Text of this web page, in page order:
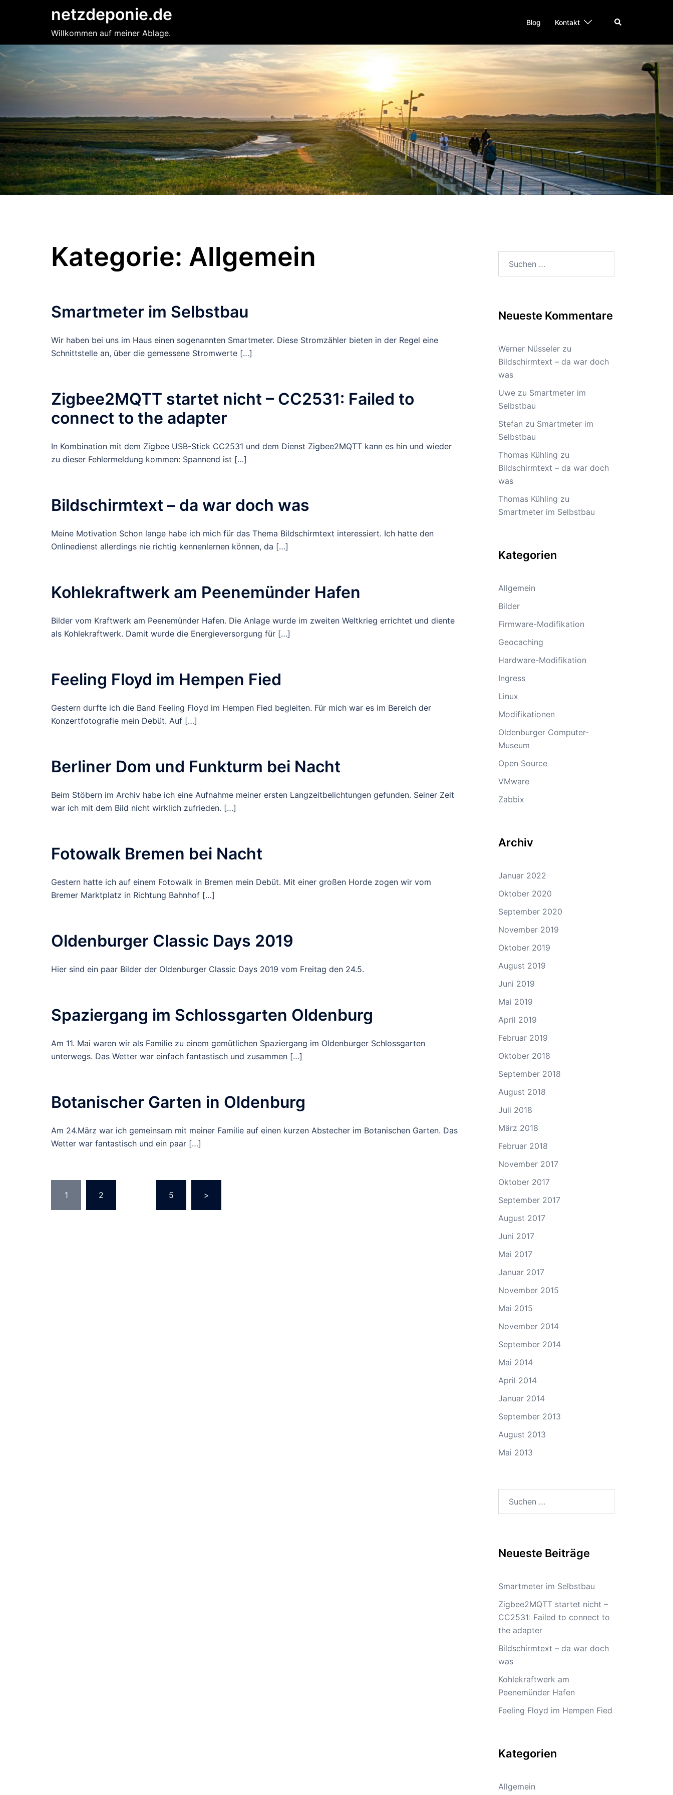
netzdeponie.de
Willkommen auf meiner Ablage.
Blog Kontakt Suche
Kategorie: Allgemein
Smartmeter im Selbstbau
Wir haben bei uns im Haus einen sogenannten Smartmeter. Diese Stromzähler bieten in der Regel eine
Schnittstelle an, über die gemessene Stromwerte […]
Zigbee2MQTT startet nicht – CC2531: Failed to
connect to the adapter
In Kombination mit dem Zigbee USB-Stick CC2531 und dem Dienst Zigbee2MQTT kann es hin und wieder
zu dieser Fehlermeldung kommen: Spannend ist […]
Bildschirmtext – da war doch was
Meine Motivation Schon lange habe ich mich für das Thema Bildschirmtext interessiert. Ich hatte den
Onlinedienst allerdings nie richtig kennenlernen können, da […]
Kohlekraftwerk am Peenemünder Hafen
Bilder vom Kraftwerk am Peenemünder Hafen. Die Anlage wurde im zweiten Weltkrieg errichtet und diente
als Kohlekraftwerk. Damit wurde die Energieversorgung für […]
Feeling Floyd im Hempen Fied
Gestern durfte ich die Band Feeling Floyd im Hempen Fied begleiten. Für mich war es im Bereich der
Konzertfotografie mein Debüt. Auf […]
Berliner Dom und Funkturm bei Nacht
Beim Stöbern im Archiv habe ich eine Aufnahme meiner ersten Langzeitbelichtungen gefunden. Seiner Zeit
war ich mit dem Bild nicht wirklich zufrieden. […]
Fotowalk Bremen bei Nacht
Gestern hatte ich auf einem Fotowalk in Bremen mein Debüt. Mit einer großen Horde zogen wir vom
Bremer Marktplatz in Richtung Bahnhof […]
Oldenburger Classic Days 2019
Hier sind ein paar Bilder der Oldenburger Classic Days 2019 vom Freitag den 24.5.
Spaziergang im Schlossgarten Oldenburg
Am 11. Mai waren wir als Familie zu einem gemütlichen Spaziergang im Oldenburger Schlossgarten
unterwegs. Das Wetter war einfach fantastisch und zusammen […]
Botanischer Garten in Oldenburg
Am 24.März war ich gemeinsam mit meiner Familie auf einen kurzen Abstecher im Botanischen Garten. Das
Wetter war fantastisch und ein paar […]
Seitennummerierung
der
1 2 5 >
Neueste Kommentare
Werner Nüsselerzu
Bildschirmtext – da war doch
was
Uwezu Smartmeter im
Selbstbau
Stefan zu Smartmeter im
Selbstbau
Thomas Kühling zu
Bildschirmtext – da war doch
was
Thomas Kühling zu
Smartmeter im Selbstbau
Kategorien
Allgemein
Bilder
Firmware-Modifikation
Geocaching
Hardware-Modifikation
Ingress
Linux
Modifikationen
Oldenburger Computer-
Museum
Open Source
VMware
Zabbix
Archiv
Januar 2022
Oktober 2020
September 2020
November 2019
Oktober 2019
August 2019
Juni 2019
Mai 2019
April 2019
Februar 2019
Oktober 2018
September 2018
August 2018
Juli 2018
März 2018
Februar 2018
November 2017
Oktober 2017
September 2017
August 2017
Juni 2017
Mai 2017
Januar 2017
November 2015
Mai 2015
November 2014
September 2014
Mai 2014
April 2014
Januar 2014
September 2013
August 2013
Mai 2013
Neueste Beiträge
Smartmeter im Selbstbau
Zigbee2MQTT startet nicht –
CC2531: Failed to connect to
the adapter
Bildschirmtext – da war doch
was
Kohlekraftwerk am
Peenemünder Hafen
Feeling Floyd im Hempen Fied
Kategorien
Allgemein